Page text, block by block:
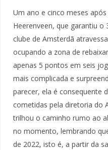
Um ano e cinco meses
Heerenveen, que garantiu o
clube de Amsterdã
ocupando a zona de
apenas 5 pontos em seis
mais complicada e
parecer, ela é consequente
cometidas pela diretoria do
trilhou o caminho rumo ao
no momento, lembrando
de 2022, isto é, a partir da